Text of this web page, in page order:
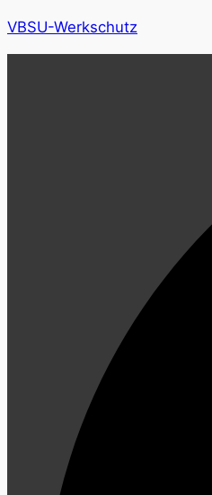
VBSU-Werkschutz